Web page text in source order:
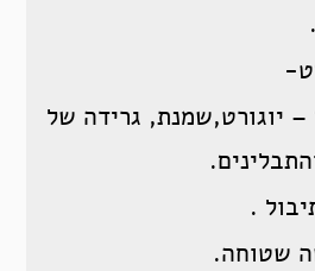
יוגורט,שמנת, גרידה של
.
שטוחה.